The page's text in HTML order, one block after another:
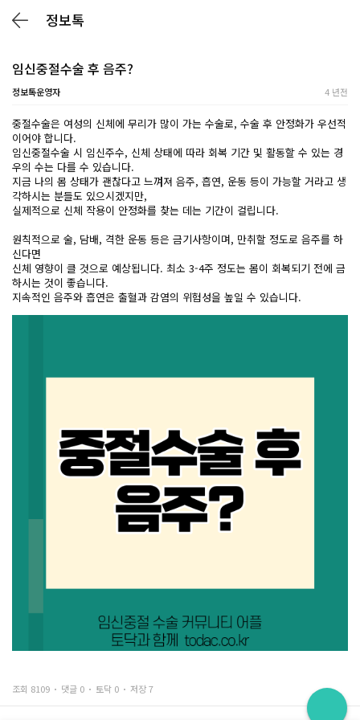
정보톡
임신중절수술 후 음주?
정보톡운영자 4 년전
중절수술은 여성의 신체에 무리가 많이 가는 수술로, 수술 후 안정화가 우선적
이어야 합니다.
임신중절수술 시 임신주수, 신체 상태에 따라 회복 기간 및 활동할 수 있는 경
우의 수는 다를 수 있습니다.
지금 나의 몸 상태가 괜찮다고 느껴져 음주, 흡연, 운동 등이 가능할 거라고 생
각하시는 분들도 있으시겠지만,
실제적으로 신체 작용이 안정화를 찾는 데는 기간이 걸립니다.
원칙적으로 술, 담배, 격한 운동 등은 금기사항이며, 만취할 정도로 음주를 하
신다면
신체 영향이 클 것으로 예상됩니다. 최소 3-4주 정도는 몸이 회복되기 전에 금
하시는 것이 좋습니다.
지속적인 음주와 흡연은 출혈과 감염의 위험성을 높일 수 있습니다.
조회 8109 댓글 0 토닥 0 저장 7